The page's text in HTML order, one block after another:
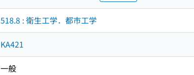
518.8 : 衛生工学．都市工学
KA421
一般